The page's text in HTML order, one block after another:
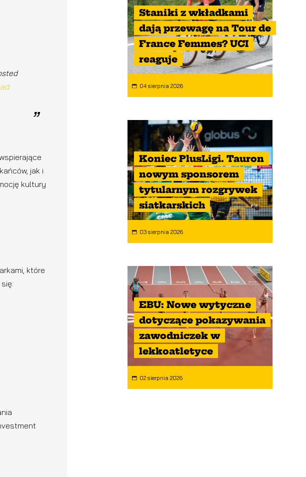
jak i
kultury
które
Staniki z wkładkami
dają przewagę na Tour de
France Femmes? UCI
reaguje
04 sierpnia 2026
Koniec PlusLigi. Tauron
nowym sponsorem
tytularnym rozgrywek
siatkarskich
03 sierpnia 2026
EBU: Nowe wytyczne
dotyczące pokazywania
zawodniczek w
lekkoatletyce
02 sierpnia 2026